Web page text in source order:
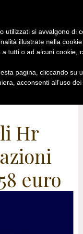
Hr
euro
utilizzati si avvalgono di
illustrate nella
tutti o ad alcuni cookie,
pagina, cliccando su
acconsenti all’uso